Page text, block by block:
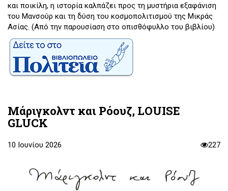
και ποικίλη, η ιστορία καλπάζει προς τη μυστήρια εξαφάνιση
του Μανσούρ και τη δύση του κοσμοπολιτισμού της Μικράς
Ασίας. (Από την παρουσίαση στο οπισθόφυλλο του βιβλίου)
Μάριγκολντ και Ρόουζ, LOUISE
GLUCK
10 Ιουνίου 2026 227